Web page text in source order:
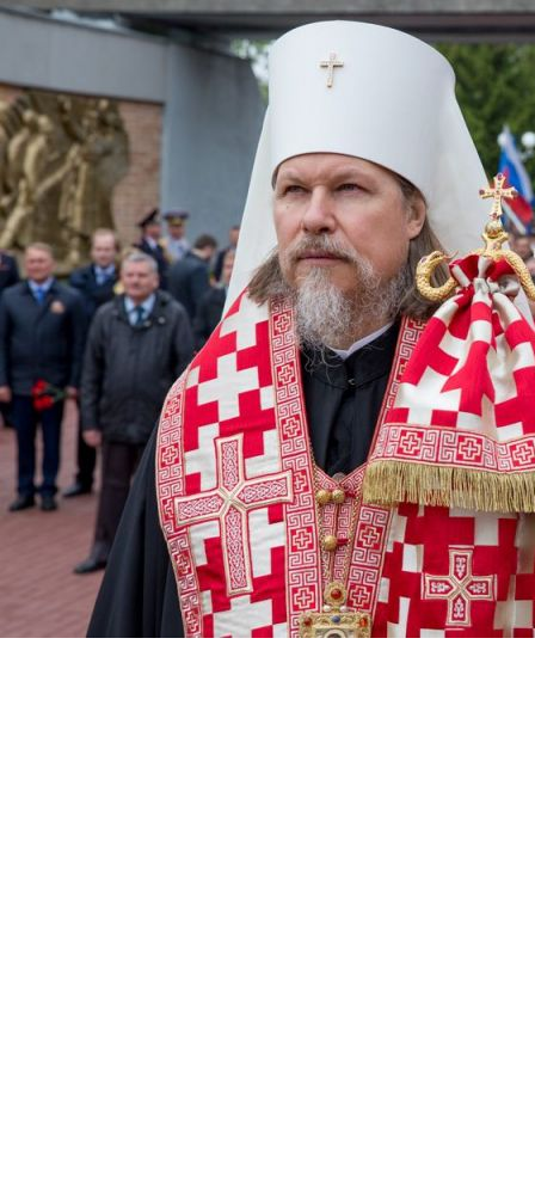
Перейти к основному содержанию